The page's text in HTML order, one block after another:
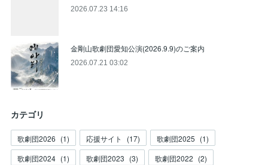
2026.07.23 14:16
金剛山歌劇団愛知公演(2026.9.9)のご案内
2026.07.21 03:02
カテゴリ
歌劇団2026 (1) 応援サイト (17) 歌劇団2025 (1)
歌劇団2024 (1) 歌劇団2023 (3) 歌劇団2022 (2)